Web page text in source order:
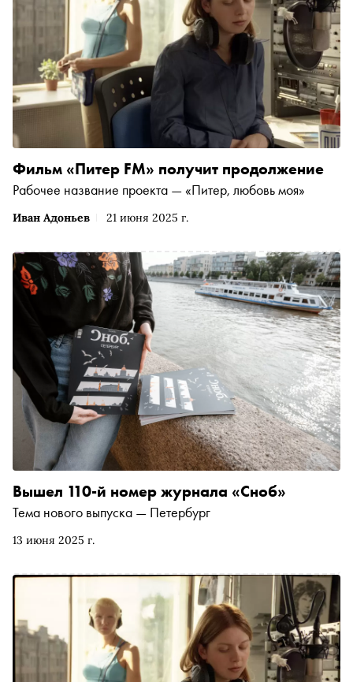
Иван Адоньев 21 июня 2025 г.
Фильм «Питер FM» получит продолжение
Рабочее название проекта — «Питер, любовь моя»
13 июня 2025 г.
Вышел 110-й номер журнала «Сноб»
Тема нового выпуска — Петербург